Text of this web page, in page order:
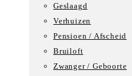
Geslaagd
Verhuizen
Pensioen / Afscheid
Bruiloft
Zwanger / Geboorte